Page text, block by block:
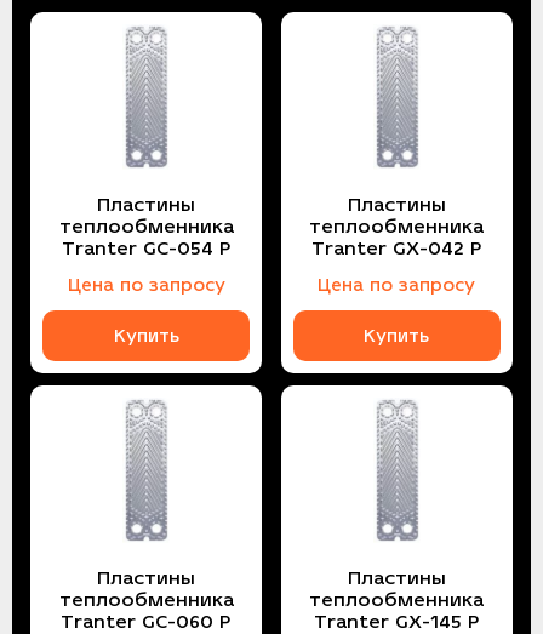
Пластины
теплообменника
Tranter GC-054 P
Цена по запросу
Купить
Пластины
теплообменника
Tranter GX-042 P
Цена по запросу
Купить
Пластины
теплообменника
Tranter GC-060 P
Пластины
теплообменника
Tranter GX-145 P